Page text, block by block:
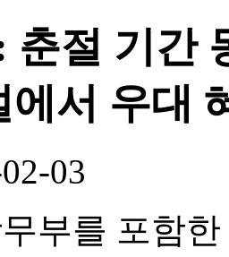
춘절 기간
에서 우대
03
부를 포함